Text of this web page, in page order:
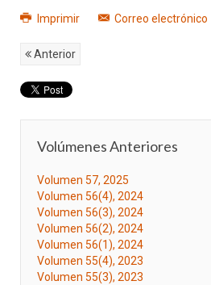
Imprimir Correo electrónico
Anterior
Volúmenes Anteriores
Volumen 57, 2025
Volumen 56(4), 2024
Volumen 56(3), 2024
Volumen 56(2), 2024
Volumen 56(1), 2024
Volumen 55(4), 2023
Volumen 55(3), 2023